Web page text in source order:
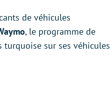
de véhicules
, le programme de
turquoise sur ses véhicules